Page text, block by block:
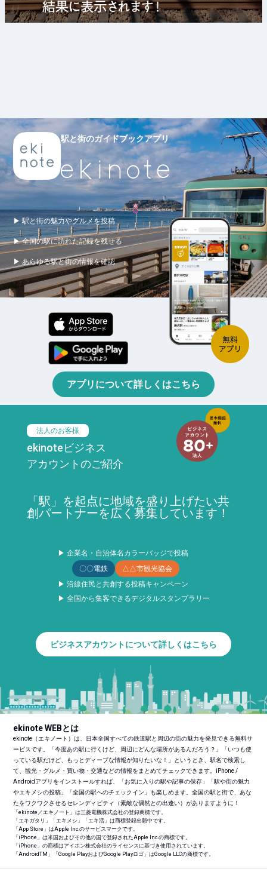
駅と街のガイドブックアプリ
▶ 駅と街の魅力やグルメを投稿
▶ 全国の駅に訪れた記録を残せる
▶ あらゆる駅と街の情報を確認
アプリについて詳しくはこちら
法人のお客様
ekinoteビジネス
アカウントのご紹介
「駅」を起点に地域を盛り上げたい共
創パートナーを広く募集しています！
▶ 企業名・自治体名カラーバッジで投稿
〇〇電鉄
△△市観光協会
▶ 沿線住民と共創する投稿キャンペーン
▶ 全国から集客できるデジタルスタンプラリー
ビジネスアカウントについて詳しくはこちら
ekinote WEBとは
ekinote（エキノート）は、日本全国すべての鉄道駅と周辺の街の魅力を発見できる無料サ
ービスです。「今度あの駅に行くけど、周辺にどんな場所があるんだろう？」「いつも使
っている駅だけど、もっとディープな情報が知りたいな！」というとき、駅名で検索し
て、観光・グルメ・買い物・交通などの情報をまとめてチェックできます。iPhone /
Androidアプリをインストールすれば、「お気に入りの駅や記事の保存」「駅や街の魅力
やエキメシの投稿」「全国の駅へのチェックイン」も楽しめます。全国の駅と街で、あな
たをワクワクさせるセレンディピティ（素敵な偶然との出逢い）がありますように！
「ekinote／エキノート」は三菱電機株式会社の登録商標です。
「エキガタリ」「エキメシ」「エキ活」は商標登録出願中です。
「App Store」はApple Inc.のサービスマークです。
「iPhone」は米国およびその他の国で登録されたApple Inc.の商標です。
「iPhone」の商標はアイホン株式会社のライセンスに基づき使用されています。
「AndroidTM 」「Google PlayおよびGoogle Playロゴ」はGoogle LLCの商標です。